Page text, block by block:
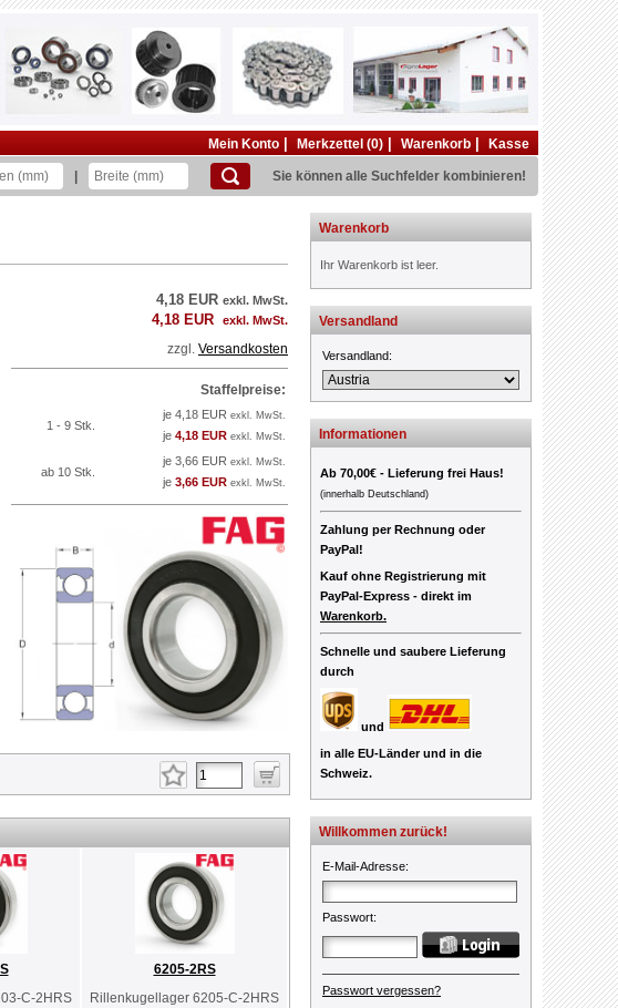
Mein Konto Merkzettel (0) Warenkorb Kasse
Sie können alle Suchfelder kombinieren!
4,18 EUR exkl. MwSt.
4,18 EUR exkl. MwSt.
zzgl. Versandkosten
Staffelpreise:
1 - 9 Stk.
je 4,18 EUR exkl. MwSt.
je 4,18 EUR exkl. MwSt.
ab 10 Stk.
je 3,66 EUR exkl. MwSt.
je 3,66 EUR exkl. MwSt.
C-2HRS
6205-2RS
Rillenkugellager 6205-C-2HRS
Warenkorb
Ihr Warenkorb ist leer.
Versandland
Versandland:
Informationen
Ab 70,00€ - Lieferung frei Haus!
(innerhalb Deutschland)
Zahlung per Rechnung oder
PayPal!
Kauf ohne Registrierung mit
PayPal-Express - direkt im
Warenkorb.
Schnelle und saubere Lieferung
durch
und
in alle EU-Länder und in die
Schweiz.
Willkommen zurück!
E-Mail-Adresse:
Passwort:
Passwort vergessen?